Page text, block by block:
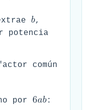
𝑏,
potencia
común
por 6𝑎𝑏: